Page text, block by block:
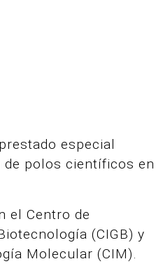
especial
polos científicos en
el Centro de
(CIGB) y
Molecular (CIM).